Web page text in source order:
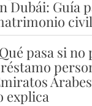
Dubái: Guía
civil
pasa si no
explica